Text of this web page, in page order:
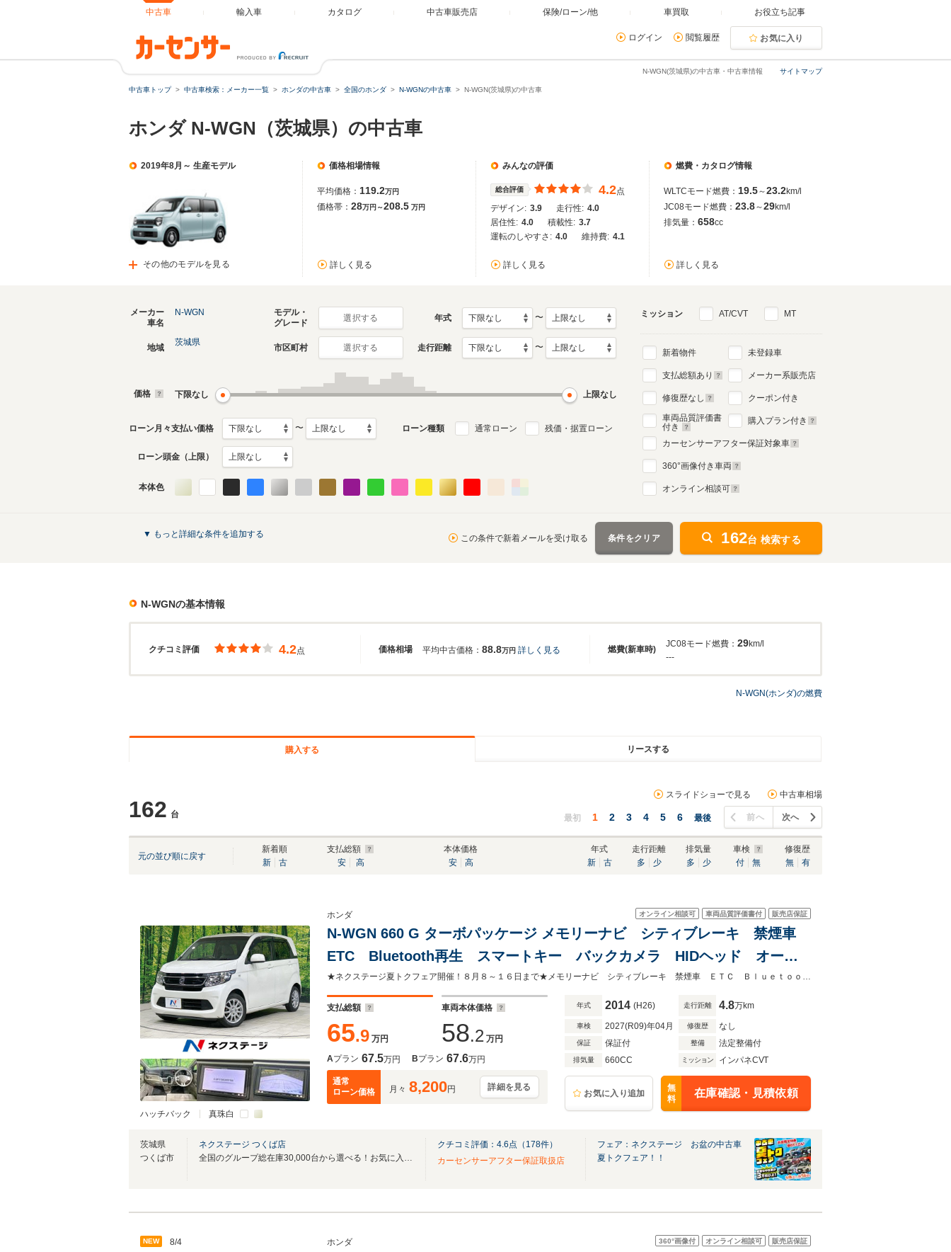
中古車 輸入車 カタログ 中古車販売店 保険/ローン/他 車買取 お役立ち記事
ログイン 閲覧履歴 お気に入り
サイトマップ
N-WGN(茨城県)の中古車・中古車情報
中古車トップ 中古車検索：メーカー一覧 ホンダの中古車 全国のホンダ N-WGNの中古車 N-WGN(茨城県)の中古車
ホンダ N-WGN（茨城県）の中古車
2019年8月～ 生産モデル
その他のモデルを見る
価格相場情報
平均価格： 119.2万円
価格帯： 28万円～208.5 万円
詳しく見る
みんなの評価
総合評価 4.2点
デザイン: 3.9 走行性: 4.0
居住性: 4.0 積載性: 3.7
運転のしやすさ: 4.0 維持費: 4.1
詳しく見る
燃費・カタログ情報
WLTCモード燃費： 19.5～23.2km/l
JC08モード燃費： 23.8～29km/l
排気量： 658cc
詳しく見る
2013年11月～2019年7月
生産モデル
N-WGNのカタログを見る
メーカー
車名
N-WGN
モデル・
グレード
選択する 年式 〜
地域
茨城県
市区町村 選択する 走行距離 〜
価格 下限なし 上限なし
ローン月々支払い価格 〜 ローン種類 通常ローン 残価・据置ローン
ローン頭金（上限）
本体色
ミッション AT/CVT MT
新着物件
支払総額あり
修復歴なし
車両品質評価書
付き
未登録車
メーカー系販売店
クーポン付き
購入プラン付き
カーセンサーアフター保証対象車
360°画像付き車両
オンライン相談可
▼ もっと詳細な条件を追加する この条件で新着メールを受け取る 条件をクリア 162台 検索する
N-WGNの基本情報
クチコミ評価 価格相場 燃費(新車時)
4.2点 平均中古価格： 88.8万円 詳しく見る
JC08モード燃費： 29km/l
---
N-WGN(ホンダ)の燃費
購入する リースする
162 台
スライドショーで見る 中古車相場
最初 1 2 3 4 5 6 最後 前へ 次へ
元の並び順に戻す
新着順
新
古
支払総額
安
高
本体価格
安
高
年式
新
古
走行距離
多
少
排気量
多
少
車検
付
無
修復歴
無
有
ハッチバック 真珠白
オンライン相談可 車両品質評価書付 販売店保証
ホンダ
N-WGN 660 G ターボパッケージ メモリーナビ シティブレーキ 禁煙車
ETC Bluetooth再生 スマートキー バックカメラ HIDヘッド オート
ライト オートエアコン 純正14インチAW CD・DVD再生 アイボリーイ
ンテリア
★ネクステージ夏トクフェア開催！８月８～１６日まで★メモリーナビ シティブレーキ 禁煙車 ＥＴＣ Ｂｌｕｅｔｏｏｔｈ再生 スマートキー バックカメラ
支払総額
65.9 万円
車両本体価格
58.2 万円
Aプラン 67.5万円 Bプラン 67.6万円
通常
ローン価格
月々 8,200円 詳細を見る
年式 2014 (H26) 走行距離 4.8万km
車検 2027(R09)年04月 修復歴 なし
保証 保証付 整備 法定整備付
排気量 660CC ミッション インパネCVT
お気に入り追加
無
料
在庫確認・見積依頼
茨城県
つくば市
ネクステージ つくば店
全国のグループ総在庫30,000台から選べる！お気に入りの愛車がきっと見つかります！
クチコミ評価： 4.6点（ 178件）
カーセンサーアフター保証取扱店
フェア：ネクステージ お盆の中古車
夏トクフェア！！
NEW 8/4 360°画像付 オンライン相談可 販売店保証
ホンダ